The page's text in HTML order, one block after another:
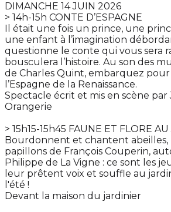
DIMANCHE 14 JUIN 2026
> 14h-15h CONTE D’ESPAGNE
Il était une fois un prince, une
une enfant à l’imagination
questionne le conte qui vous sera
bousculera l’histoire. Au son des
de Charles Quint, embarquez
l’Espagne de la Renaissance.
Spectacle écrit et mis en scène
Orangerie
> 15h15-15h45 FAUNE ET FLORE
Bourdonnent et chantent abeilles,
papillons de François Couperin,
Philippe de La Vigne : ce sont les
leur prêtent voix et souffle au
l'été !
Devant la maison du jardinier